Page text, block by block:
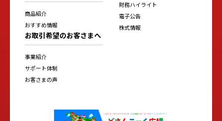
商品紹介
おすすめ情報
お取引希望のお客さまへ
事業紹介
サポート体制
お客さまの声
財務ハイライト
電子公告
株式情報